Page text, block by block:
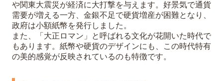
や関東大震災が経済に大打撃を与えます。好景気で通貨
需要が増える一方、金銀不足で硬貨増産が困難となり、
政府は小額紙幣を発行しました。
また、「大正ロマン」と呼ばれる文化が花開いた時代で
もあります。紙幣や硬貨のデザインにも、この時代特有
の美的感覚が反映されているのも特徴です。